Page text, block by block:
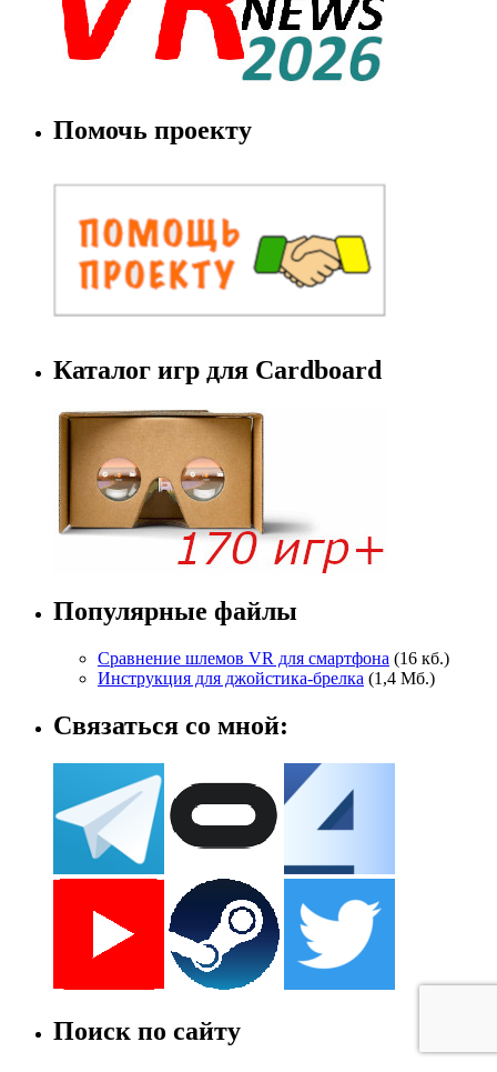
Помочь проекту
Каталог игр для Cardboard
Популярные файлы
Сравнение шлемов VR для смартфона (16 кб.)
Инструкция для джойстика-брелка (1,4 Мб.)
Связаться со мной:
Поиск по сайту